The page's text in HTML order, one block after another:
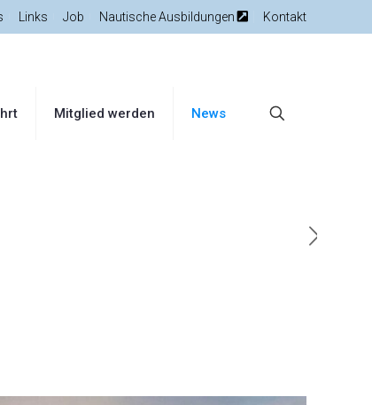
Links Job Nautische Ausbildungen Kontakt
Mitglied werden News